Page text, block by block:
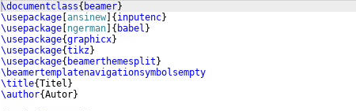
\documentclass{ beamer}
\usepackage ansinew { inputenc}
\usepackage ngerman { babel }
\usepackage{graphicx}
\usepackage{tikz}
\usepackage{ beamerthemesplit }
\beamertemplatenavigationsymbolsempty
\title{Titel }
\author{Autor}